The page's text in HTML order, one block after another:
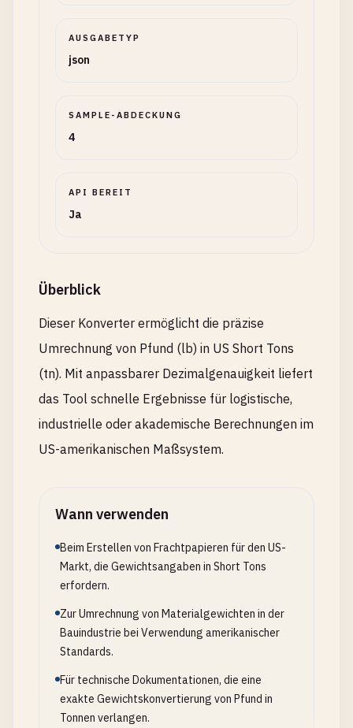
AUSGABETYP
json
SAMPLE-ABDECKUNG
4
API BEREIT
Ja
Überblick
Dieser Konverter ermöglicht die präzise
Umrechnung von Pfund (lb) in US Short Tons
(tn). Mit anpassbarer Dezimalgenauigkeit liefert
das Tool schnelle Ergebnisse für logistische,
industrielle oder akademische Berechnungen im
US-amerikanischen Maßsystem.
Wann verwenden
Beim Erstellen von Frachtpapieren für den US-
Markt, die Gewichtsangaben in Short Tons
erfordern.
Zur Umrechnung von Materialgewichten in der
Bauindustrie bei Verwendung amerikanischer
Standards.
Für technische Dokumentationen, die eine
exakte Gewichtskonvertierung von Pfund in
Tonnen verlangen.